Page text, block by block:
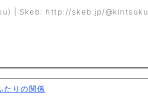
| Skeb: http://skeb.jp/@kintsuku
たりの関係